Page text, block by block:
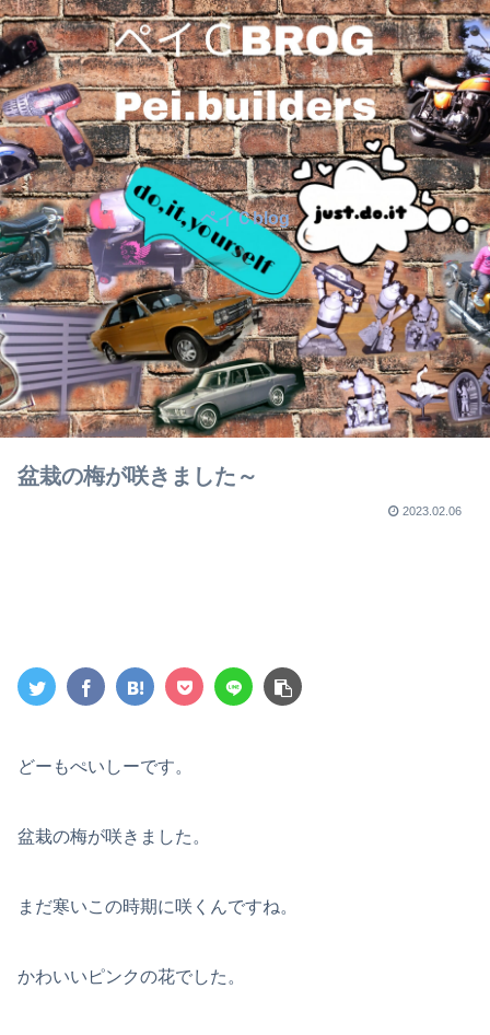
ペイＣblog
盆栽の梅が咲きました～
2023.02.06
どーもぺいしーです。
盆栽の梅が咲きました。
まだ寒いこの時期に咲くんですね。
かわいいピンクの花でした。